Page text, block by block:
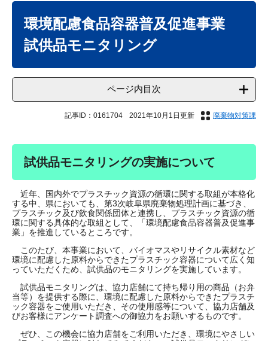
環境配慮食品容器普及促進事業
試供品モニタリング
ページ内目次
記事ID：0161704 2021年10月1日更新 廃棄物対策課
試供品モニタリングの実施について
近年、国内外でプラスチック資源の循環に関する取組が本格化
する中、県においても、第3次岐阜県廃棄物処理計画に基づき、
プラスチック及び飲食関係団体と連携し、プラスチック資源の循
環に関する具体的な取組として、「環境配慮食品容器普及促進事
業」を推進しているところです。
このたび、本事業において、バイオマスやリサイクル素材など
環境に配慮した原料からできたプラスチック容器について広く知
っていただくため、試供品のモニタリングを実施しています。
試供品モニタリングは、協力店舗にて持ち帰り用の商品（お弁
当等）を提供する際に、環境に配慮した原料からできたプラスチ
ック容器をご使用いただき、その使用感等について、協力店舗及
びお客様にアンケート調査への御協力をお願いするものです。
ぜひ、この機会に協力店舗をご利用いただき、環境にやさしい